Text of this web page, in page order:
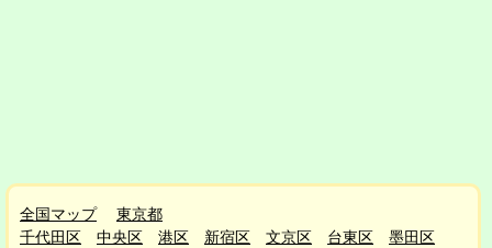
全国マップ
東京都
千代田区
中央区 港区 新宿区 文京区 台東区
墨田区